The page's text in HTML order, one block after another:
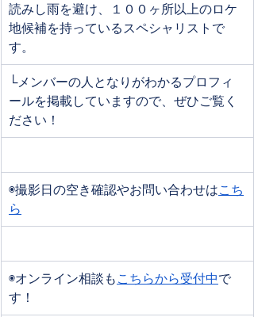
読みし雨を避け、１００ヶ所以上のロケ
地候補を持っているスペシャリストで
す。
└メンバーの人となりがわかるプロフィ
ールを掲載していますので、ぜひご覧く
ださい！
◉撮影日の空き確認やお問い合わせはこち
ら
◉オンライン相談も こちらから受付中で
す！